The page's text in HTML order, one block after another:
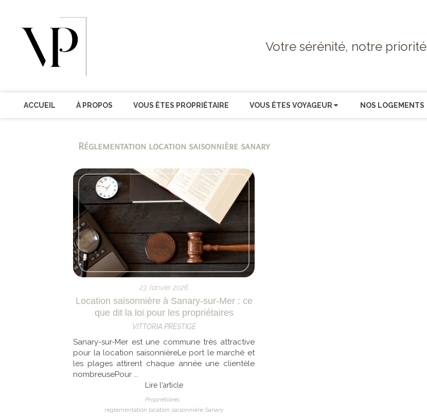
Votre sérénité, notre priorité
ACCUEIL À PROPOS VOUS ÊTES PROPRIÉTAIRE VOUS ÊTES VOYAGEUR NOS LOGEMENTS
Réglementation location saisonnière sanary
23 Janvier 2026
Location saisonnière à Sanary-sur-Mer : ce
que dit la loi pour les propriétaires
VITTORIA PRESTIGE
Sanary-sur-Mer est une commune très attractive
pour la location saisonnièreLe port le marché et
les plages attirent chaque année une clientèle
nombreusePour ...
Lire l'article
Propriétaires
réglementation location saisonnière Sanary